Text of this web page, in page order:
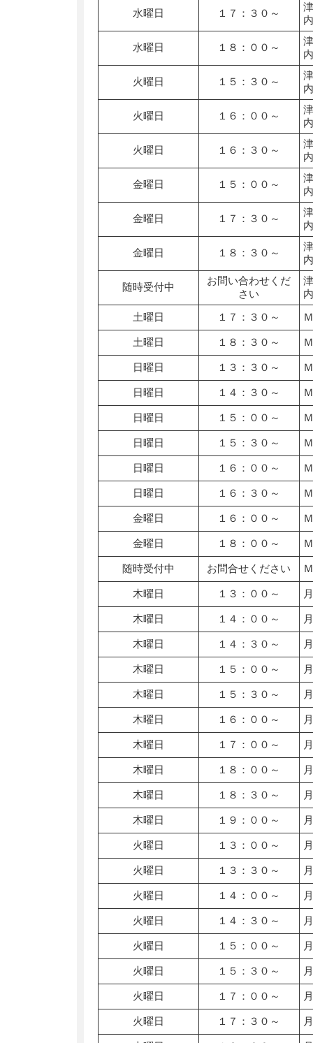
水曜日 １７：３０～
水曜日 １８：００～
火曜日 １５：３０～
火曜日 １６：００～
火曜日 １６：３０～
金曜日 １５：００～
金曜日 １７：３０～
金曜日 １８：３０～
随時受付中
お問い合わせくだ
さい
土曜日
１７：３０～
土曜日 １８：３０～
日曜日 １３：３０～
日曜日 １４：３０～
日曜日 １５：００～
日曜日 １５：３０～
日曜日 １６：００～
日曜日 １６：３０～
金曜日 １６：００～
金曜日 １８：００～
随時受付中 お問合せください
木曜日 １３：００～
木曜日 １４：００～
木曜日 １４：３０～
木曜日 １５：００～
木曜日 １５：３０～
木曜日 １６：００～
木曜日 １７：００～
木曜日 １８：００～
木曜日 １８：３０～
木曜日 １９：００～
火曜日 １３：００～
火曜日 １３：３０～
火曜日 １４：００～
火曜日 １４：３０～
火曜日 １５：００～
火曜日 １５：３０～
火曜日 １７：００～
火曜日 １７：３０～